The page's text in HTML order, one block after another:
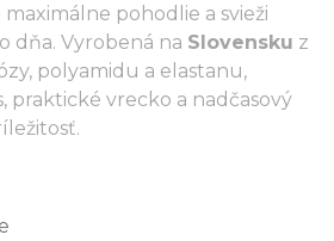
pohodlie a svieži
dňa. Vyrobená na Slovensku z
polyamidu a elastanu,
praktické vrecko a nadčasový